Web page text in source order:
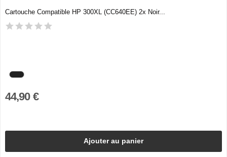
Cartouche Compatible HP 300XL (CC640EE) 2x Noir...
44,90 €
Ajouter au panier